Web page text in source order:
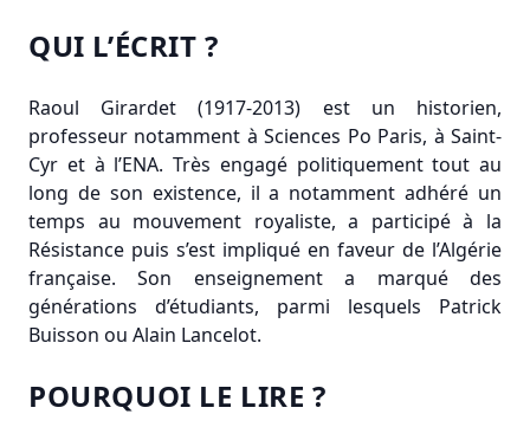
QUI L’ÉCRIT ?
Raoul Girardet (1917-2013) est un historien,
professeur notamment à Sciences Po Paris, à Saint-
Cyr et à l’ENA. Très engagé politiquement tout au
long de son existence, il a notamment adhéré un
temps au mouvement royaliste, a participé à la
Résistance puis s’est impliqué en faveur de l’Algérie
française. Son enseignement a marqué des
générations d’étudiants, parmi lesquels Patrick
Buisson ou Alain Lancelot.
POURQUOI LE LIRE ?